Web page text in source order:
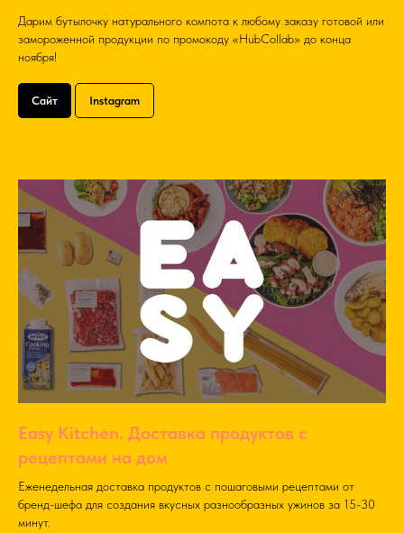
Дарим бутылочку натурального компота к любому заказу готовой или
замороженной продукции по промокоду «HubCollab» до конца
ноября!
Сайт Instagram
Easy Kitchen. Доставка продуктов с
рецептами на дом
Еженедельная доставка продуктов с пошаговыми рецептами от
бренд-шефа для создания вкусных разнообразных ужинов за 15-30
минут.